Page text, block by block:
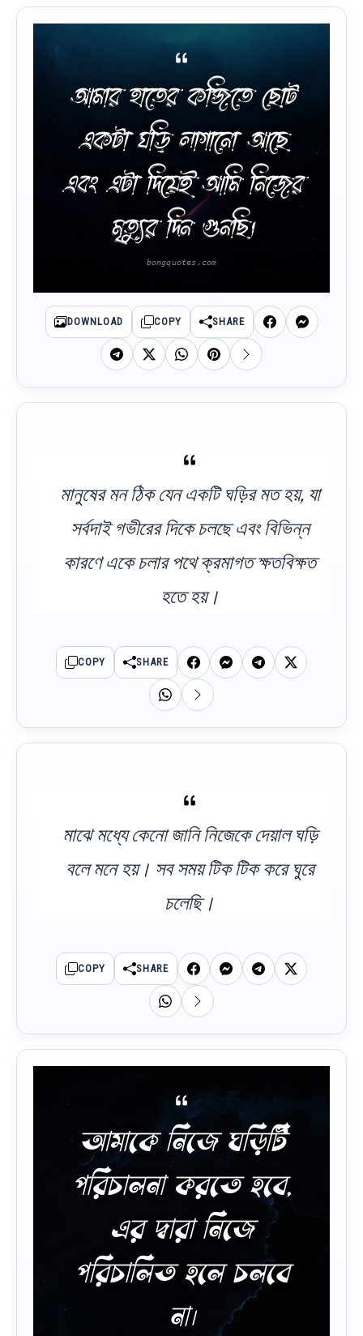
আমার হাতের কব্জিতে ছোট
একটা ঘড়ি লাগানো আছে
এবং এটা দিয়েই আমি নিজের
মৃত্যুর দিন গুনছি।
DOWNLOAD COPY SHARE
মানুষের মন ঠিক যেন একটি ঘড়ির মত হয়, যা
সর্বদাই গভীরের দিকে চলছে এবং বিভিন্ন
কারণে একে চলার পথে ক্রমাগত ক্ষতবিক্ষত
হতে হয়।
COPY SHARE
মাঝে মধ্যে কেনো জানি নিজেকে দেয়াল ঘড়ি
বলে মনে হয়। সব সময় টিক টিক করে ঘুরে
চলেছি।
COPY SHARE
আমাকে নিজে ঘড়িটি
পরিচালনা করতে হবে,
এর দ্বারা নিজে
পরিচালিত হলে চলবে
না।